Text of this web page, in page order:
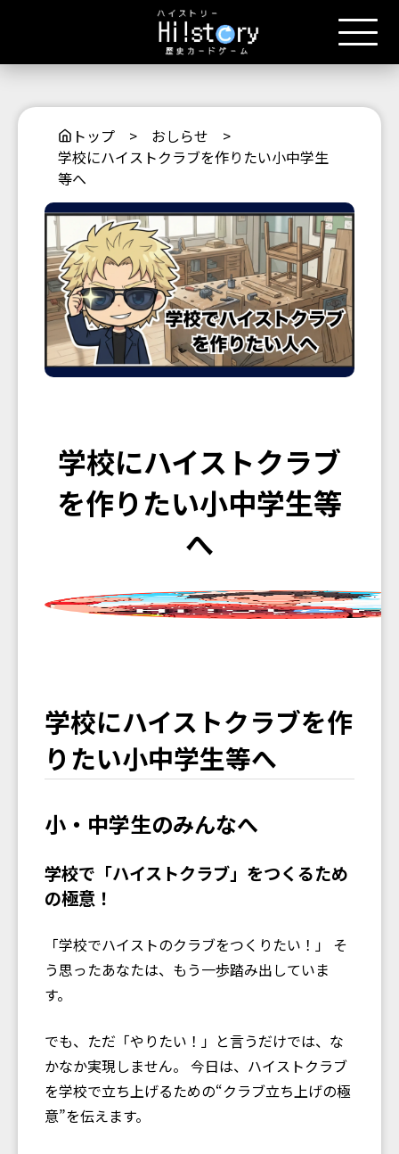
トップ > おしらせ >
学校にハイストクラブを作りたい小中学生
等へ
学校にハイストクラブ
を作りたい小中学生等
へ
学校にハイストクラブを作
りたい小中学生等へ
小・中学生のみんなへ
学校で「ハイストクラブ」をつくるため
の極意！
「学校でハイストのクラブをつくりたい！」 そ
う思ったあなたは、もう一歩踏み出していま
す。
でも、ただ「やりたい！」と言うだけでは、な
かなか実現しません。 今日は、ハイストクラブ
を学校で立ち上げるための“クラブ立ち上げの極
意”を伝えます。